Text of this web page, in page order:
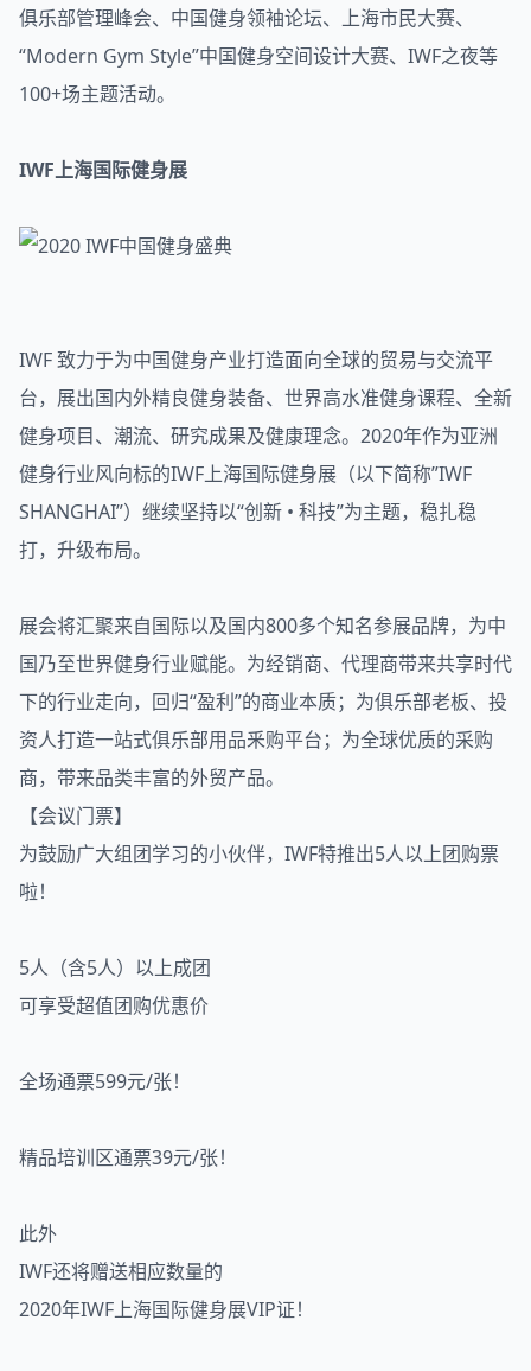
俱乐部管理峰会、中国健身领袖论坛、上海市民大赛、
“Modern Gym Style”中国健身空间设计大赛、IWF之夜等
100+场主题活动。
IWF上海国际健身展
IWF 致力于为中国健身产业打造面向全球的贸易与交流平
台，展出国内外精良健身装备、世界高水准健身课程、全新
健身项目、潮流、研究成果及健康理念。2020年作为亚洲
健身行业风向标的IWF上海国际健身展（以下简称”IWF
SHANGHAI”）继续坚持以“创新 • 科技”为主题，稳扎稳
打，升级布局。
展会将汇聚来自国际以及国内800多个知名参展品牌，为中
国乃至世界健身行业赋能。为经销商、代理商带来共享时代
下的行业走向，回归“盈利”的商业本质；为俱乐部老板、投
资人打造一站式俱乐部用品釆购平台；为全球优质的采购
商，带来品类丰富的外贸产品。
【会议门票】
为鼓励广大组团学习的小伙伴，IWF特推出5人以上团购票
啦！
5人（含5人）以上成团
可享受超值团购优惠价
全场通票599元/张！
精品培训区通票39元/张！
此外
IWF还将赠送相应数量的
2020年IWF上海国际健身展VIP证！